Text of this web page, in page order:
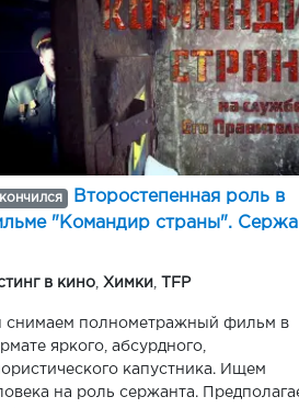
Второстепенная роль в
"Командир страны".
в кино Химки TFP
снимаем полнометражный фильм в
яркого, абсурдного,
капустника. Ищем
на роль сержанта.